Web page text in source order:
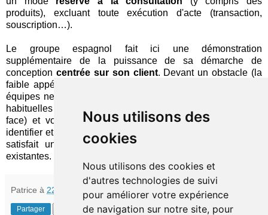
Nous utilisons des
cookies
Nous utilisons des cookies et
d'autres technologies de suivi
pour améliorer votre expérience
de navigation sur notre site, pour
produits), excluant toute exécution d'acte (transaction,
souscription…).
Le groupe espagnol fait ici une démonstration
supplémentaire de la puissance de sa démarche de
conception centrée sur son client. Devant un obstacle (la
faible appétence des seniors pour la banque mobile), ses
équipes ne s'en tiennent pas aux hypothèses superficielles
habituelles (ces individus préfèrent un contact en face à
face) et vont, au contraire, au fond des choses, jusqu'à
identifier et mettre en œuvre la solution (quasi) parfaite, qui
satisfait une attente implicite en résorbant les frictions
existantes.
Patrice à 22:53
Partager